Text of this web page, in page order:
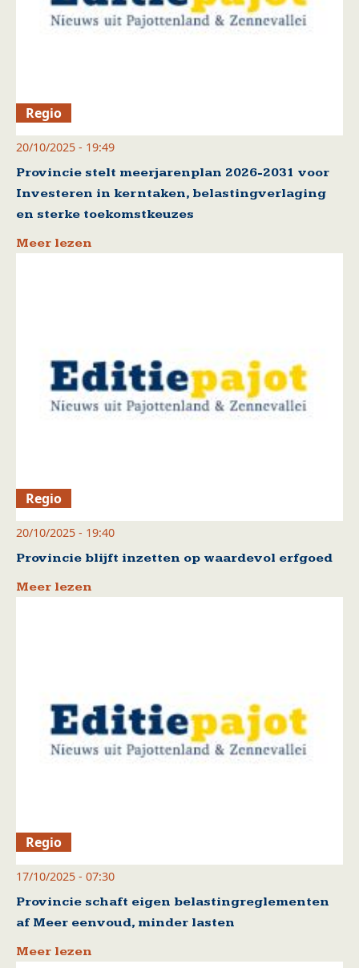
Regio
20/10/2025 - 19:49
Provincie stelt meerjarenplan 2026-2031 voor
Investeren in kerntaken, belastingverlaging
en sterke toekomstkeuzes
Meer lezen
Regio
20/10/2025 - 19:40
Provincie blijft inzetten op waardevol erfgoed
Meer lezen
Regio
17/10/2025 - 07:30
Provincie schaft eigen belastingreglementen
af Meer eenvoud, minder lasten
Meer lezen